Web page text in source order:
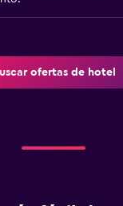
ofertas de hotel